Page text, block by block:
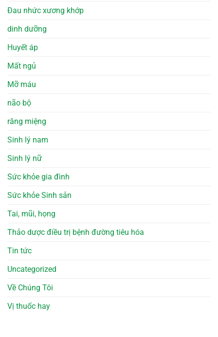
Đau nhức xương khớp
dinh dưỡng
Huyết áp
Mất ngủ
Mỡ máu
não bộ
răng miệng
Sinh lý nam
Sinh lý nữ
Sức khỏe gia đình
Sức khỏe Sinh sản
Tai, mũi, họng
Thảo dược điều trị bệnh đường tiêu hóa
Tin tức
Uncategorized
Về Chúng Tôi
Vị thuốc hay